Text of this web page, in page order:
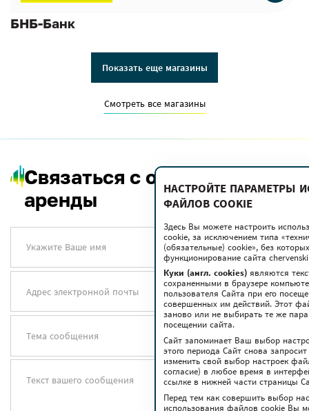
БНБ-Банк
Показать еще магазины
Смотреть все магазины
Связаться с отделом
аренды
Укажите Ваше имя
Адрес электронной почты
Тема сообщения
Текст вашего сообщения
НАСТРОЙТЕ ПАРАМЕТРЫ
ФАЙЛОВ COOKIE
Здесь Вы можете настроить
cookie, за исключением типа
(обязательные) cookie», без
функционирование сайта
Куки (англ. cookies) являются
сохраненными в браузере
пользователя Сайта при его
совершенных им действий. Этот
заново или не выбирать те же
посещении сайта.
Сайт запоминает Ваш выбор
этого периода Сайт снова
изменить свой выбор настроек
согласие) в любое время в
ссылке в нижней части страницы
Перед тем как совершить выбор
использования файлов сookie Вы